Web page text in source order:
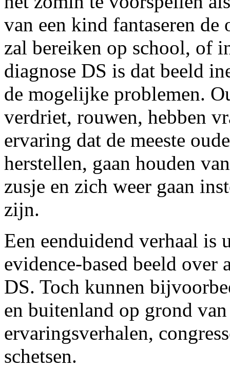
van een kind fantaseren
zal bereiken op school, of
diagnose DS is dat beeld
de mogelijke problemen.
verdriet, rouwen, hebben
ervaring dat de meeste
herstellen, gaan houden
zusje en zich weer gaan
zijn.
Een eenduidend verhaal is
evidence-based beeld over
DS. Toch kunnen
en buitenland op grond
ervaringsverhalen,
schetsen.